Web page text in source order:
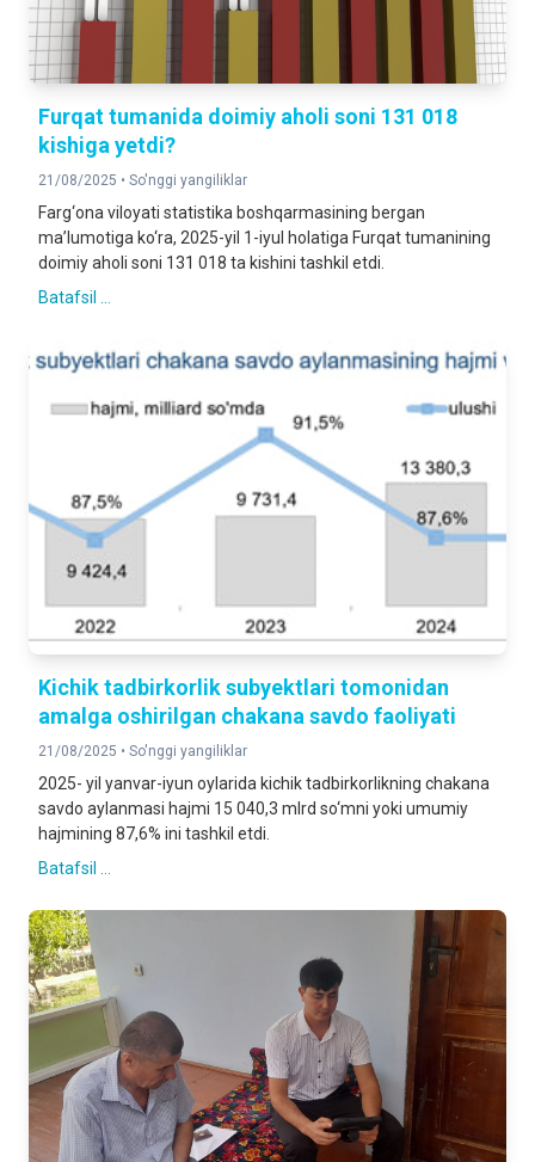
Furqat tumanida doimiy aholi soni 131 018
kishiga yetdi?
21/08/2025 • So'nggi yangiliklar
Farg‘ona viloyati statistika boshqarmasining bergan
ma’lumotiga ko‘ra, 2025-yil 1-iyul holatiga Furqat tumanining
doimiy aholi soni 131 018 ta kishini tashkil etdi.
Batafsil ...
Kichik tadbirkorlik subyektlari tomonidan
amalga oshirilgan chakana savdo faoliyati
21/08/2025 • So'nggi yangiliklar
2025- yil yanvar-iyun oylarida kichik tadbirkorlikning chakana
savdo aylanmasi hajmi 15 040,3 mlrd so‘mni yoki umumiy
hajmining 87,6% ini tashkil etdi.
Batafsil ...